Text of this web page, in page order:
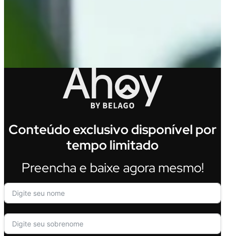
Conteúdo exclusivo disponível por
tempo limitado
Preencha e baixe agora mesmo!